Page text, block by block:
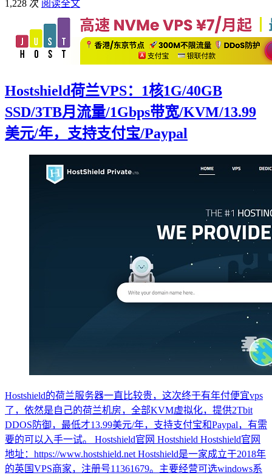
1,228 次 阅读全文
Hostshield荷兰VPS：1核1G/40GB
SSD/3TB月流量/1Gbps带宽/KVM/13.99
美元/年，支持支付宝/Paypal
Hostshield的荷兰服务器一直比较贵，这次终于有年付便宜vps
了，依然是自己的荷兰机房，全部KVM虚拟化，提供2Tbit
DDOS防御，最低才13.99美元/年，支持支付宝和Paypal，有需
要的可以入手一试。 Hostshield官网 Hostshield Hostshield官网
地址：https://www.hostshield.net Hostshield是一家成立于2018年
的英国VPS商家，注册号11361679。主要经营可选windows系